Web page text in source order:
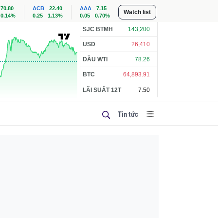
70.80
0.14%
ACB
22.40
0.25
1.13%
AAA
7.15
0.05
0.70% Watch list
SJC BTMH 143,200
USD 26,410
DẦU WTI 78.26
BTC 64,893.91
LÃI SUẤT 12T 7.50
Tin tức